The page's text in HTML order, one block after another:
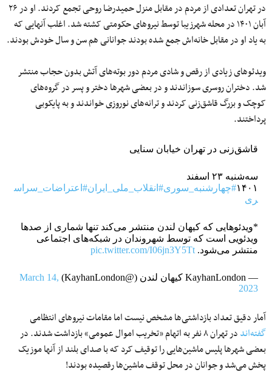
در تهران تعدادی از مردم در مقابل منزل حمیدرضا روحی تجمع کردند. او در ۲۶
آبان ۱۴۰۱ در محله شهرزیبا توسط نیروهای حکومتی کشته شد. اغلب آنهایی که
به یاد او در مقابل خانه‌اش جمع شده بودند جوانانی هم سن و سال خودش بودند.
ویدئوهای زیادی از رقص و شادی مردم دور بوته‌های آتش بدون حجاب منتشر
شد. دختران روسری سوزاندند و در بعضی شهرها دختر و پسر در گروه‌های
کوچک و بزرگ قاشق‌زنی کردند و ترانه‌های نوروزی خواندند و به پایکوبی
پرداختند.
قاشق‌زنی در تهران خیابان سنایی
سه‌شنبه ۲۳ اسفند
۱۴۰۱#چهارشنبه_سوری#انقلاب_ملی_ایران#اعتراضات_سراس
ری
*ویدئوهایی که کیهان لندن منتشر می‌کند تنها شماری از صدها
ویدئویی است که توسط شهروندان در شبکه‌های اجتماعی
منتشر می‌شود. pic.twitter.com/I06jn3Y5Tt
— KayhanLondon کیهان لندن (@KayhanLondon)
March 14,
2023
آمار دقیق تعداد بازداشتی‌ها مشخص نیست اما مقامات نیروهای انتظامی
گفته‌اند
در تهران ۸ نفر به اتهام «تخریب اموال عمومی» بازداشت شدند. در
بعضی شهرها پلیس ماشین‌هایی را توقیف کرد که با صدای بلند از آنها موزیک
پخش می‌شد و جوانان در محل توقف ماشین‌ها رقصیده بودند!